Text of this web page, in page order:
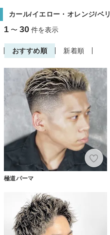
カール/イエロー・オレンジ/ベ
1 〜 30 件を表示
おすすめ順 新着順
極道パーマ